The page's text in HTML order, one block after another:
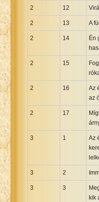
2 12
2 13 A
2 14
Én
2 15
2 16
Az
az
2 17
3 1
Az
3 2
3 3
kik